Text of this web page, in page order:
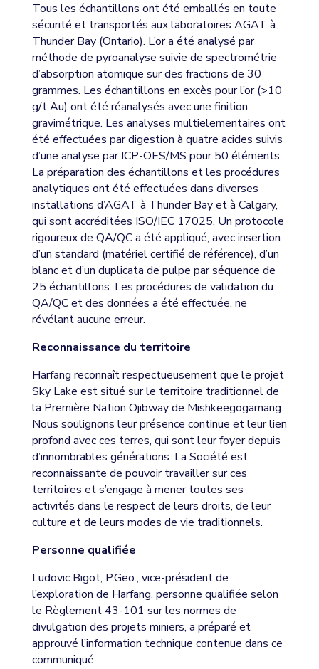
Tous les échantillons ont été emballés en toute
sécurité et transportés aux laboratoires AGAT à
Thunder Bay (Ontario). L’or a été analysé par
méthode de pyroanalyse suivie de spectrométrie
d’absorption atomique sur des fractions de 30
grammes. Les échantillons en excès pour l’or (>10
g/t Au) ont été réanalysés avec une finition
gravimétrique. Les analyses multielementaires ont
été effectuées par digestion à quatre acides suivis
d’une analyse par ICP-OES/MS pour 50 éléments.
La préparation des échantillons et les procédures
analytiques ont été effectuées dans diverses
installations d’AGAT à Thunder Bay et à Calgary,
qui sont accréditées ISO/IEC 17025. Un protocole
rigoureux de QA/QC a été appliqué, avec insertion
d’un standard (matériel certifié de référence), d’un
blanc et d’un duplicata de pulpe par séquence de
25 échantillons. Les procédures de validation du
QA/QC et des données a été effectuée, ne
révélant aucune erreur.
Reconnaissance du territoire
Harfang reconnaît respectueusement que le projet
Sky Lake est situé sur le territoire traditionnel de
la Première Nation Ojibway de Mishkeegogamang.
Nous soulignons leur présence continue et leur lien
profond avec ces terres, qui sont leur foyer depuis
d’innombrables générations. La Société est
reconnaissante de pouvoir travailler sur ces
territoires et s’engage à mener toutes ses
activités dans le respect de leurs droits, de leur
culture et de leurs modes de vie traditionnels.
Personne qualifiée
Ludovic Bigot, P.Geo., vice-président de
l’exploration de Harfang, personne qualifiée selon
le Règlement 43-101 sur les normes de
divulgation des projets miniers, a préparé et
approuvé l’information technique contenue dans ce
communiqué.